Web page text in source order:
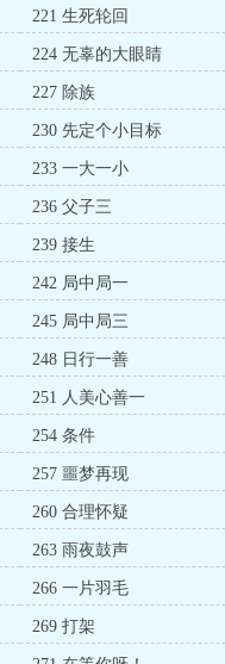
221 生死轮回
224 无辜的大眼睛
227 除族
230 先定个小目标
233 一大一小
236 父子三
239 接生
242 局中局一
245 局中局三
248 日行一善
251 人美心善一
254 条件
257 噩梦再现
260 合理怀疑
263 雨夜鼓声
266 一片羽毛
269 打架